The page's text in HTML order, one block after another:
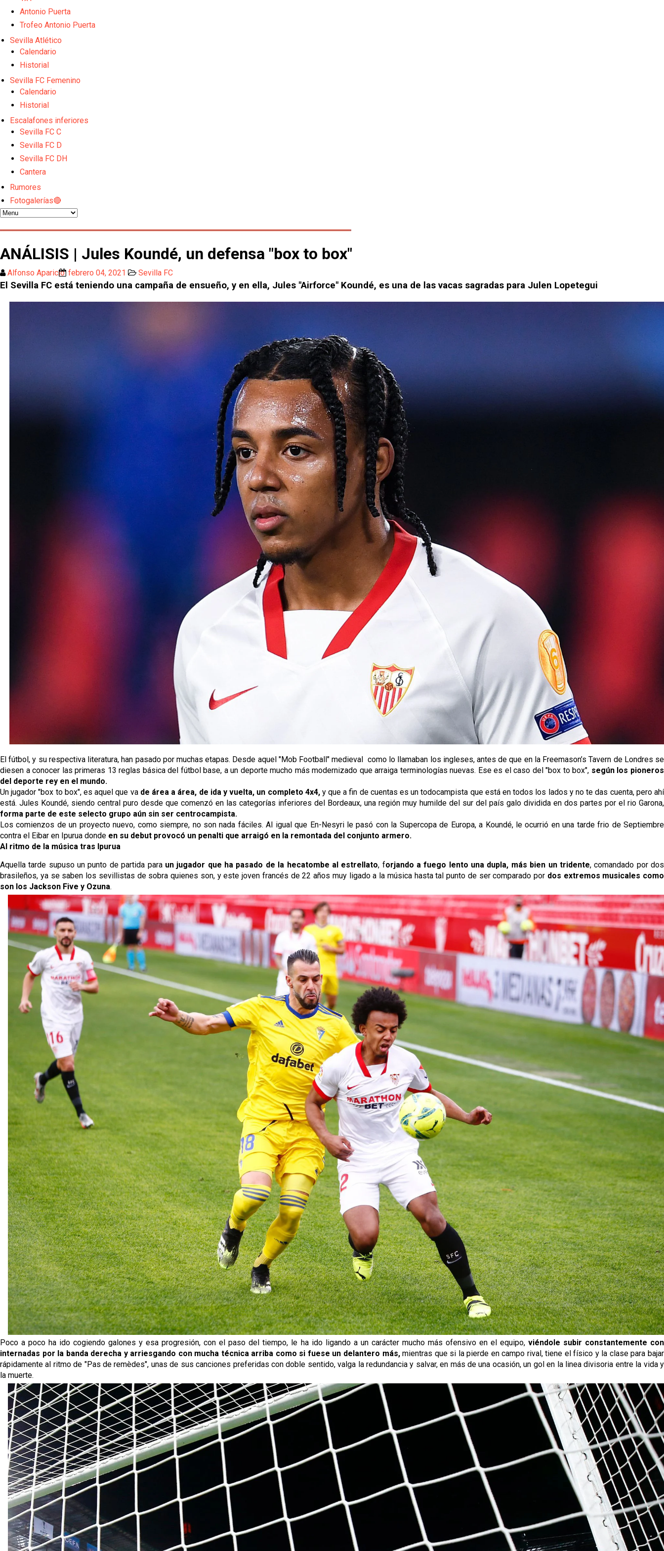
Oso es el siguiente en la lista para salir
Banquillos confirmados: así queda la cantera del Sevilla Femenino para la 2026/27
Previa | El Sevilla FC cierra la pretemporada con el exigente choque ante el Bayer Leverkusen
Antonio Puerta
Trofeo Antonio Puerta
Sevilla Atlético
Calendario
Historial
Sevilla FC Femenino
Calendario
Historial
Escalafones inferiores
Sevilla FC C
Sevilla FC D
Sevilla FC DH
Cantera
Rumores
Fotogalerías🔴
ANÁLISIS | Jules Koundé, un defensa "box to box"
Alfonso Aparicio febrero 04, 2021 Sevilla FC
El Sevilla FC está teniendo una campaña de ensueño, y en ella, Jules "Airforce" Koundé, es una de las vacas sagradas para Julen Lopetegui
El fútbol, y su respectiva literatura, han pasado por muchas etapas. Desde aquel "Mob Football" medieval como lo llamaban los ingleses, antes de que en la Freemason’s Tavern de Londres se
diesen a conocer las primeras 13 reglas básica del fútbol base, a un deporte mucho más modernizado que arraiga terminologías nuevas. Ese es el caso del "box to box", según los pioneros
del deporte rey en el mundo.
Un jugador "box to box", es aquel que va de área a área, de ida y vuelta, un completo 4x4,y que a fin de cuentas es un todocampista que está en todos los lados y no te das cuenta, pero ahí
está. Jules Koundé, siendo central puro desde que comenzó en las categorías inferiores del Bordeaux, una región muy humilde del sur del país galo dividida en dos partes por el rio Garona,
forma parte de este selecto grupo aún sin ser centrocampista.
Los comienzos de un proyecto nuevo, como siempre, no son nada fáciles. Al igual que En-Nesyri le pasó con la Supercopa de Europa, a Koundé, le ocurrió en una tarde frio de Septiembre
contra el Eibar en Ipurua donde en su debut provocó un penalti que arraigó en la remontada del conjunto armero.
Al ritmo de la música tras Ipurua
Aquella tarde supuso un punto de partida paraun jugador que ha pasado de la hecatombe al estrellato, forjando a fuego lento una dupla, más bien un tridente, comandado por dos
brasileños, ya se saben los sevillistas de sobra quienes son, y este joven francés de 22 años muy ligado a la música hasta tal punto de ser comparado por dos extremos musicales como
son los Jackson Five y Ozuna.
Poco a poco ha ido cogiendo galones y esa progresión, con el paso del tiempo, le ha ido ligando a un carácter mucho más ofensivo en el equipo,viéndole subir constantemente con
internadas por la banda derecha y arriesgando con mucha técnica arriba como si fuese un delantero más,mientras que si la pierde en campo rival, tiene el físico y la clase para bajar
rápidamente al ritmo de "Pas de remèdes", unas de sus canciones preferidas con doble sentido, valga la redundancia y salvar, en más de una ocasión, un gol en la linea divisoria entre la vida y
la muerte.